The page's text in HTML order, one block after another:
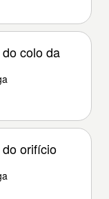
colo da
orifício